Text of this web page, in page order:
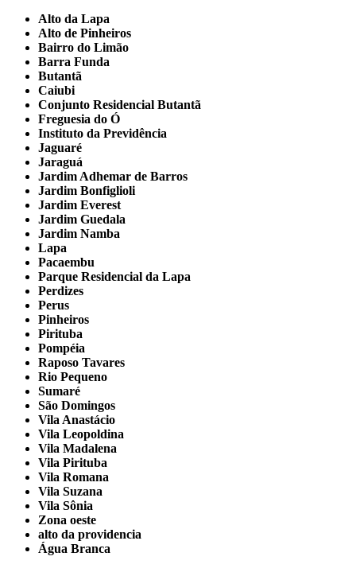
Alto da Lapa
Alto de Pinheiros
Bairro do Limão
Barra Funda
Butantã
Caiubi
Conjunto Residencial Butantã
Freguesia do Ó
Instituto da Previdência
Jaguaré
Jaraguá
Jardim Adhemar de Barros
Jardim Bonfiglioli
Jardim Everest
Jardim Guedala
Jardim Namba
Lapa
Pacaembu
Parque Residencial da Lapa
Perdizes
Perus
Pinheiros
Pirituba
Pompéia
Raposo Tavares
Rio Pequeno
Sumaré
São Domingos
Vila Anastácio
Vila Leopoldina
Vila Madalena
Vila Pirituba
Vila Romana
Vila Suzana
Vila Sônia
Zona oeste
alto da providencia
Água Branca